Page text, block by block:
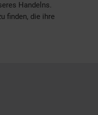
Handelns.
finden, die ihre